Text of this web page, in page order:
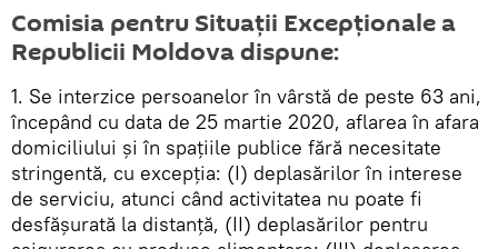
Comisia pentru Situații Excepționale a
Republicii Moldova dispune:
1. Se interzice persoanelor în vârstă de peste 63 ani,
începând cu data de 25 martie 2020, aflarea în afara
domiciliului și în spațiile publice fără necesitate
stringentă, cu excepția: (I) deplasărilor în interese
de serviciu, atunci când activitatea nu poate fi
desfășurată la distanță, (II) deplasărilor pentru